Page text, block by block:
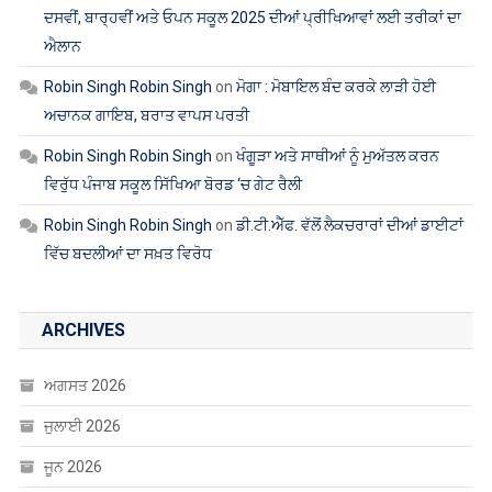
ਦਸਵੀਂ, ਬਾਰ੍ਹਵੀਂ ਅਤੇ ਓਪਨ ਸਕੂਲ 2025 ਦੀਆਂ ਪ੍ਰੀਖਿਆਵਾਂ ਲਈ ਤਰੀਕਾਂ ਦਾ
ਐਲਾਨ
Robin Singh Robin Singh on ਮੋਗਾ : ਮੋਬਾਇਲ ਬੰਦ ਕਰਕੇ ਲਾੜੀ ਹੋਈ
ਅਚਾਨਕ ਗਾਇਬ, ਬਰਾਤ ਵਾਪਸ ਪਰਤੀ
Robin Singh Robin Singh onਖੰਗੂੜਾ ਅਤੇ ਸਾਥੀਆਂ ਨੂੰ ਮੁਅੱਤਲ ਕਰਨ
ਵਿਰੁੱਧ ਪੰਜਾਬ ਸਕੂਲ ਸਿੱਖਿਆ ਬੋਰਡ ‘ਚ ਗੇਟ ਰੈਲੀ
Robin Singh Robin Singh onਡੀ.ਟੀ.ਐੱਫ. ਵੱਲੋਂ ਲੈਕਚਰਾਰਾਂ ਦੀਆਂ ਡਾਈਟਾਂ
ਵਿੱਚ ਬਦਲੀਆਂ ਦਾ ਸਖ਼ਤ ਵਿਰੋਧ
ARCHIVES
ਅਗਸਤ 2026
ਜੁਲਾਈ 2026
ਜੂਨ 2026